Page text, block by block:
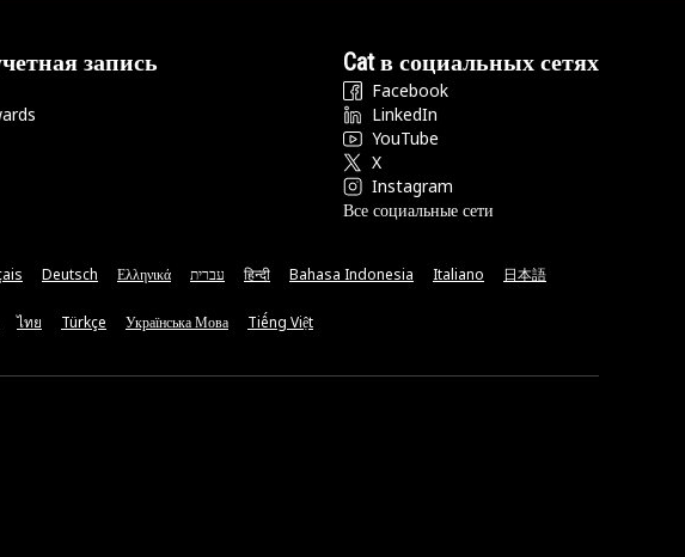
запись Cat в социальных сетях
Facebook
LinkedIn
YouTube
X
Instagram
Все социальные сети
Deutsch Ελληνικά עברית हिन्दी Bahasa Indonesia Italiano 日本語
ไทย Türkçe Українська Мова Tiếng Việt